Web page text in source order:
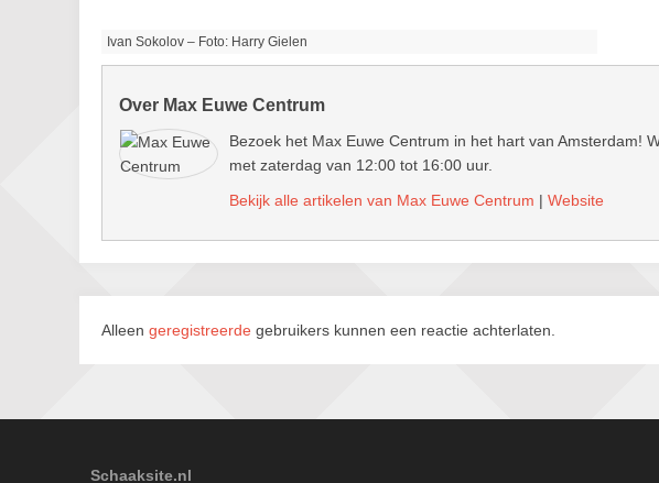
Ivan Sokolov – Foto: Harry Gielen
Over Max Euwe Centrum
Bezoek het Max Euwe Centrum in het hart van Amsterdam!
met zaterdag van 12:00 tot 16:00 uur.
Bekijk alle artikelen van Max Euwe Centrum | Website
Alleen geregistreerde gebruikers kunnen een reactie achterlaten.
Schaaksite.nl